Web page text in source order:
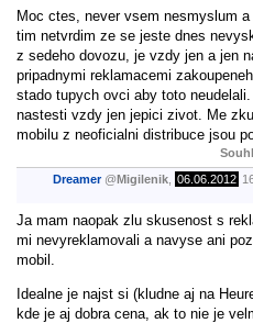
Moc ctes, never vsem nesmyslum
tim netvrdim ze se jeste dnes
z sedeho dovozu, je vzdy jen a jen
pripadnymi reklamacemi
stado tupych ovci aby toto
nastesti vzdy jen jepici zivot. Me
mobilu z neoficialni distribuce jsou
Dreamer @ Migilenik 06.06.2012
Ja mam naopak zlu skusenost s
mi nevyreklamovali a navyse ani
mobil.
Idealne je najst si (kludne aj na
kde je aj dobra cena, ak to nie je